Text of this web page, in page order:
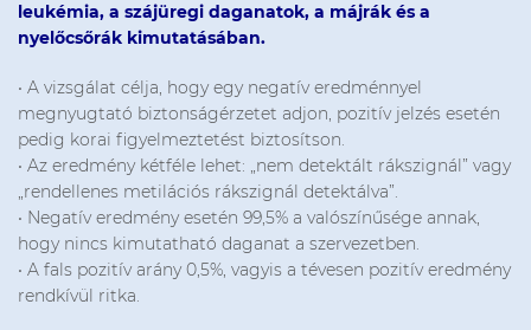
leukémia, a szájüregi daganatok, a májrák és a
nyelőcsőrák kimutatásában.
• A vizsgálat célja, hogy egy negatív eredménnyel
megnyugtató biztonságérzetet adjon, pozitív jelzés esetén
pedig korai figyelmeztetést biztosítson.
• Az eredmény kétféle lehet: „nem detektált rákszignál” vagy
„rendellenes metilációs rákszignál detektálva”.
• Negatív eredmény esetén 99,5% a valószínűsége annak,
hogy nincs kimutatható daganat a szervezetben.
• A fals pozitív arány 0,5%, vagyis a tévesen pozitív eredmény
rendkívül ritka.